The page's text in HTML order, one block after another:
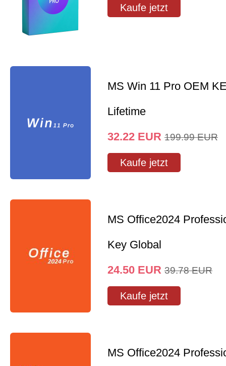
Kaufe jetzt
MS Win 11 Pro OEM
Lifetime
32.22 EUR 199.99 EUR
Kaufe jetzt
MS Office2024
Key Global
24.50 EUR 39.78 EUR
Kaufe jetzt
MS Office2024